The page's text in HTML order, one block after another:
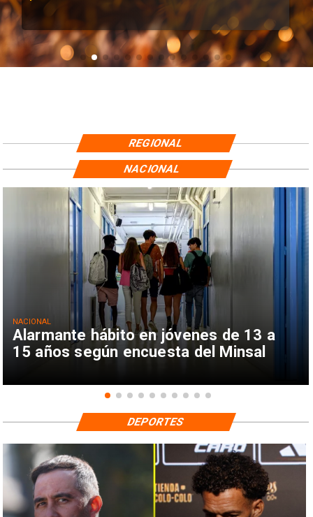
REGIONAL
Alarmante hábito en jóvenes de 13 a
15 años según encuesta del Minsal
NACIONAL
NACIONAL
DEPORTES